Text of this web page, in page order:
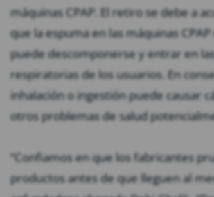
máquinas CPAP. El retiro se debe a
que la espuma en las máquinas
puede descomponerse y entrar en
respiratorias de los usuarios. En
inhalación o ingestión puede causar
otros problemas de salud
“Confiamos en que los fabricantes
productos antes de que lleguen al